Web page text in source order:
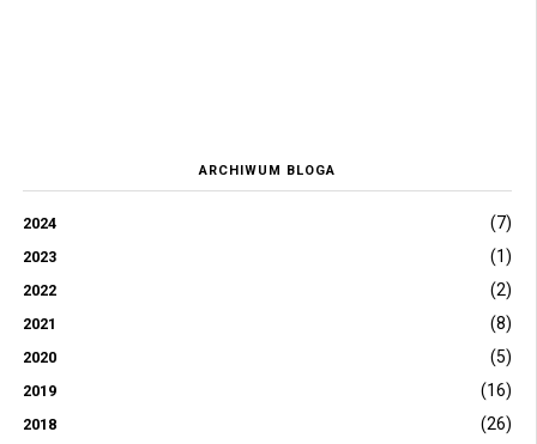
ARCHIWUM BLOGA
2024 (7)
2023 (1)
2022 (2)
2021 (8)
2020 (5)
2019 (16)
2018 (26)